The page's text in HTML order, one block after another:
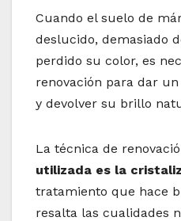
Cuando el suelo de
deslucido, demasiado
perdido su color, es
renovación para dar
y devolver su brillo
La técnica de
utilizada es la
tratamiento que hace
resalta las cualidades